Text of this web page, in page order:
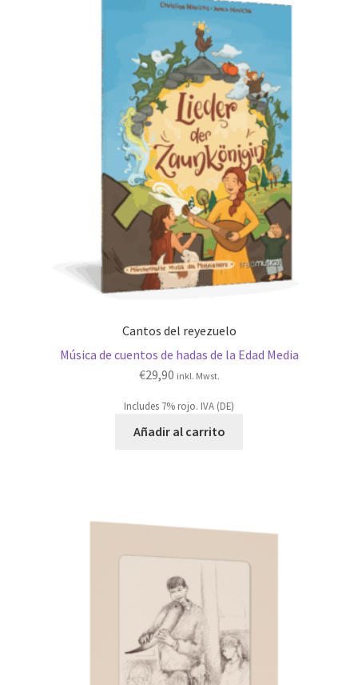
Cantos del reyezuelo
Música de cuentos de hadas de la Edad Media
€29,90 inkl. Mwst.
Includes 7% rojo. IVA (DE)
Añadir al carrito